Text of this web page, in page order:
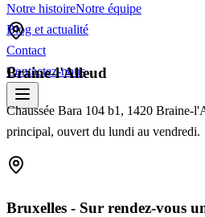
Notre histoireNotre équipe
Blog et actualité
Contact
Contactez-nous
Braine-l'Alleud
Chaussée Bara 104 b1, 1420 Braine-
principal, ouvert du lundi au vendredi.
Bruxelles - Sur rendez-vous